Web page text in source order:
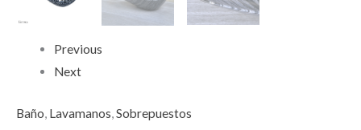
Previous
Next
Baño, Lavamanos,Sobrepuestos